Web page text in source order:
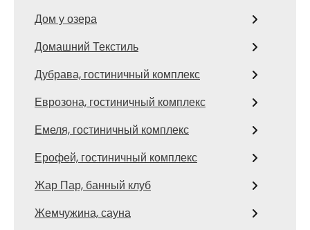
Дом у озера
Домашний Текстиль
Дубрава, гостиничный комплекс
Еврозона, гостиничный комплекс
Емеля, гостиничный комплекс
Ерофей, гостиничный комплекс
Жар Пар, банный клуб
Жемчужина, сауна